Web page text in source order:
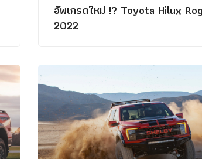
อัพเกรดใหม่ !? Toyota Hilux
2022